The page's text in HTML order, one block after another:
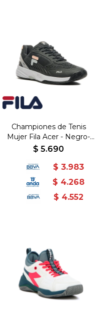
Championes de Tenis
Mujer Fila Acer - Negro-
Plata
$ 5.690
$ 3.983
$ 4.268
$ 4.552